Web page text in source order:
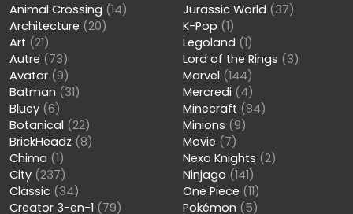
Animal Crossing (14)
Architecture (20)
Art (21)
Autre (73)
Avatar (9)
Batman (31)
Bluey (6)
Botanical (22)
BrickHeadz (8)
Chima (1)
City (237)
Classic (34)
Creator 3-en-1 (79)
Jurassic World (37)
K-Pop (1)
Legoland (1)
Lord of the Rings (3)
Marvel (144)
Mercredi (4)
Minecraft (84)
Minions (9)
Movie (7)
Nexo Knights (2)
Ninjago (141)
One Piece (11)
Pokémon (5)